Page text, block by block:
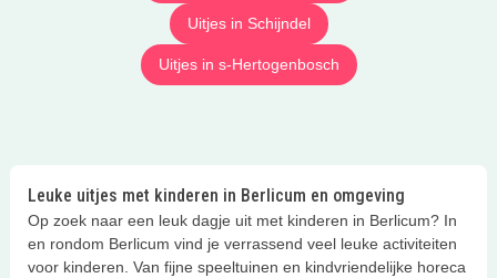
Uitjes in Schijndel
Uitjes in s-Hertogenbosch
Leuke uitjes met kinderen in Berlicum en omgeving
Op zoek naar een leuk dagje uit met kinderen in Berlicum? In
en rondom Berlicum vind je verrassend veel leuke activiteiten
voor kinderen. Van fijne speeltuinen en kindvriendelijke horeca